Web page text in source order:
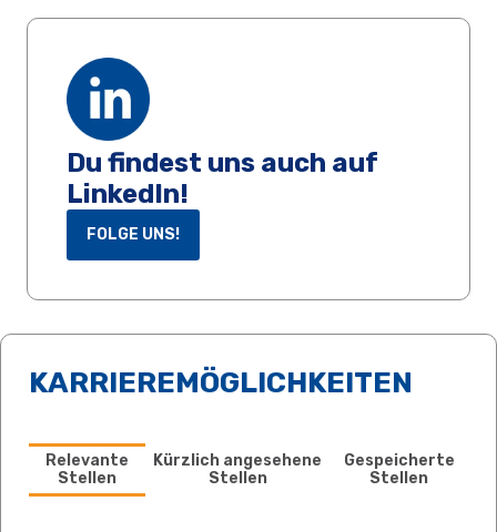
Du findest uns auch auf
LinkedIn!
FOLGE UNS!
KARRIEREMÖGLICHKEITEN
Relevante
Stellen
Kürzlich angesehene
Stellen
Gespeicherte
Stellen